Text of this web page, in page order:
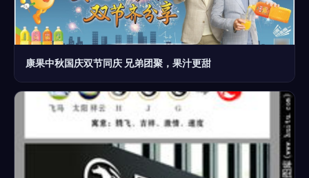
康果中秋国庆双节同庆 兄弟团聚，果汁更甜